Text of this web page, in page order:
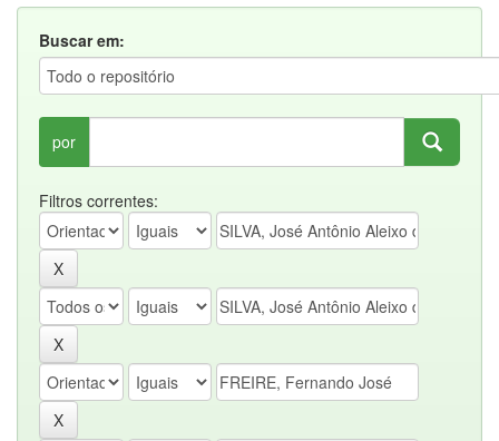
Buscar em:
por
Filtros correntes: